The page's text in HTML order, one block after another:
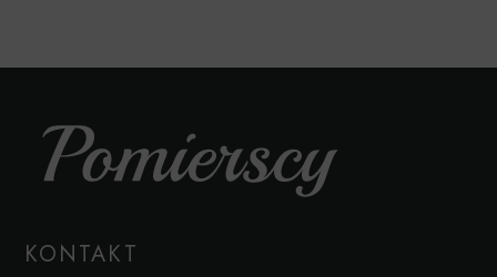
KONTAKT